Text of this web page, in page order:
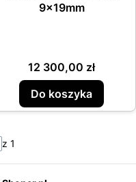
9x19mm
Cena
12 300,00 zł
Do koszyka
z 1